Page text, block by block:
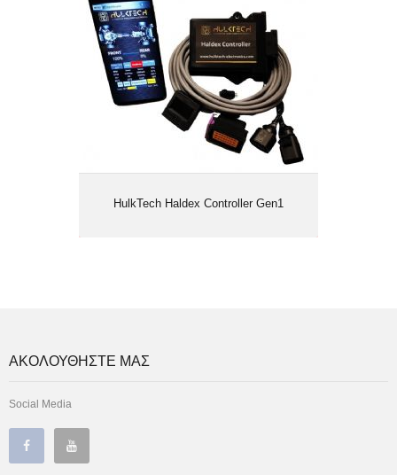
HulkTech Haldex Controller Gen1
HulkTech Haldex Controller Gen1
ΑΚΟΛΟΥΘΗΣΤΕ ΜΑΣ
Social Media